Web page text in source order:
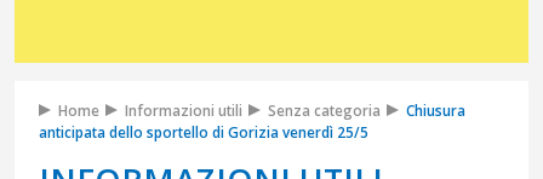
Home Informazioni utili Senza categoria
Chiusura
anticipata dello sportello di Gorizia venerdì 25/5